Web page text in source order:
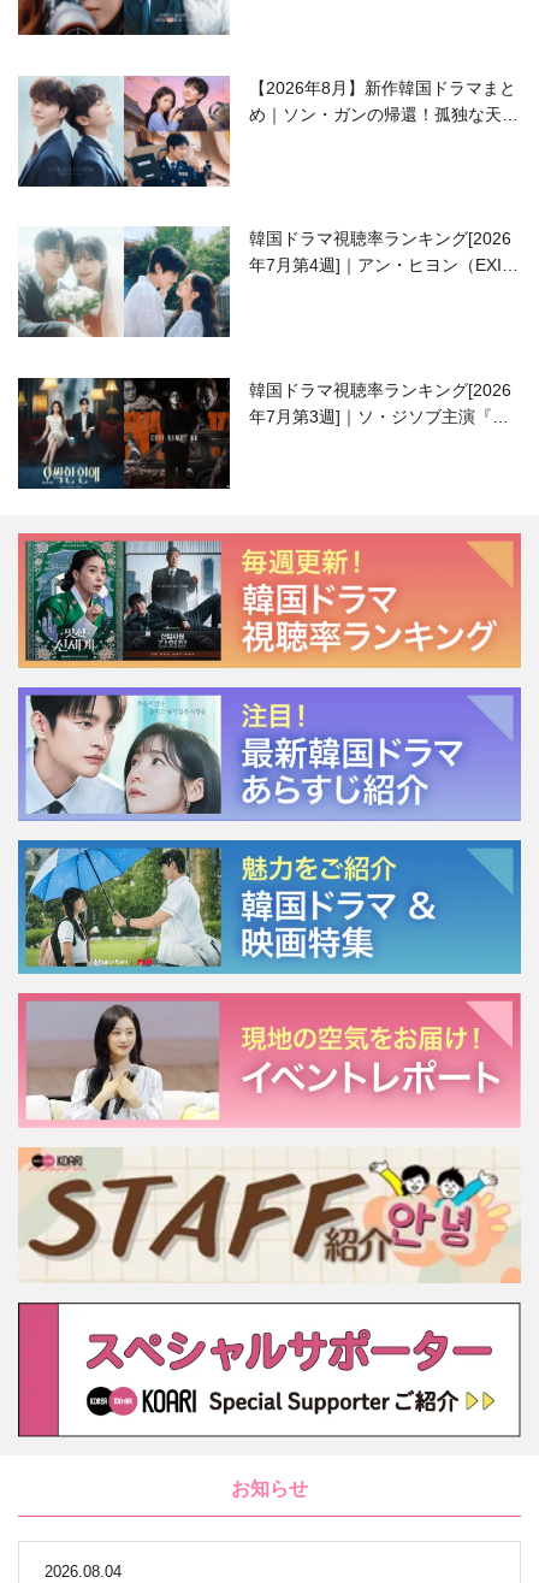
【2026年8月】新作韓国ドラマまと
め｜ソン・ガンの帰還！孤独な天才
韓国ドラマ視聴率ランキング[2026
年7月第4週]｜アン・ヒヨン（EXID
韓国ドラマ視聴率ランキング[2026
年7月第3週]｜ソ・ジソブ主演『エ
お知らせ
2026.08.04